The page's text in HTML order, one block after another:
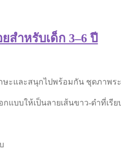
สำหรับเด็ก 3–6 ปี
ษะและสนุกไปพร้อมกัน ชุดภาพร
กแบบให้เป็นลายเส้นขาว-ดำที่เ